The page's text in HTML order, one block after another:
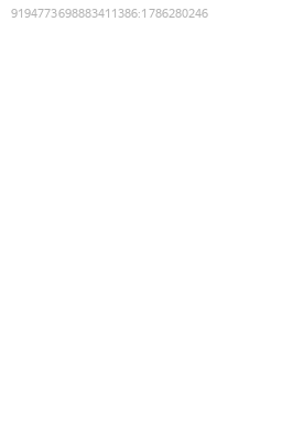
9194773698883411386:1786280246